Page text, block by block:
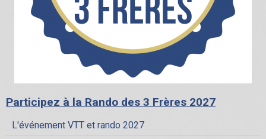
Participez à la Rando des 3 Frères 2027
L'événement VTT et rando 2027